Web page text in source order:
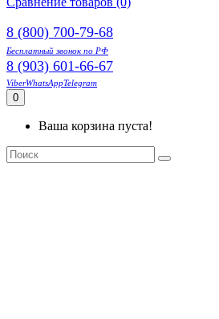
8 (800) 700-79-68
Бесплатный звонок по РФ
8 (903) 601-66-67
ViberWhatsAppTelegram
0
Ваша корзина пуста!